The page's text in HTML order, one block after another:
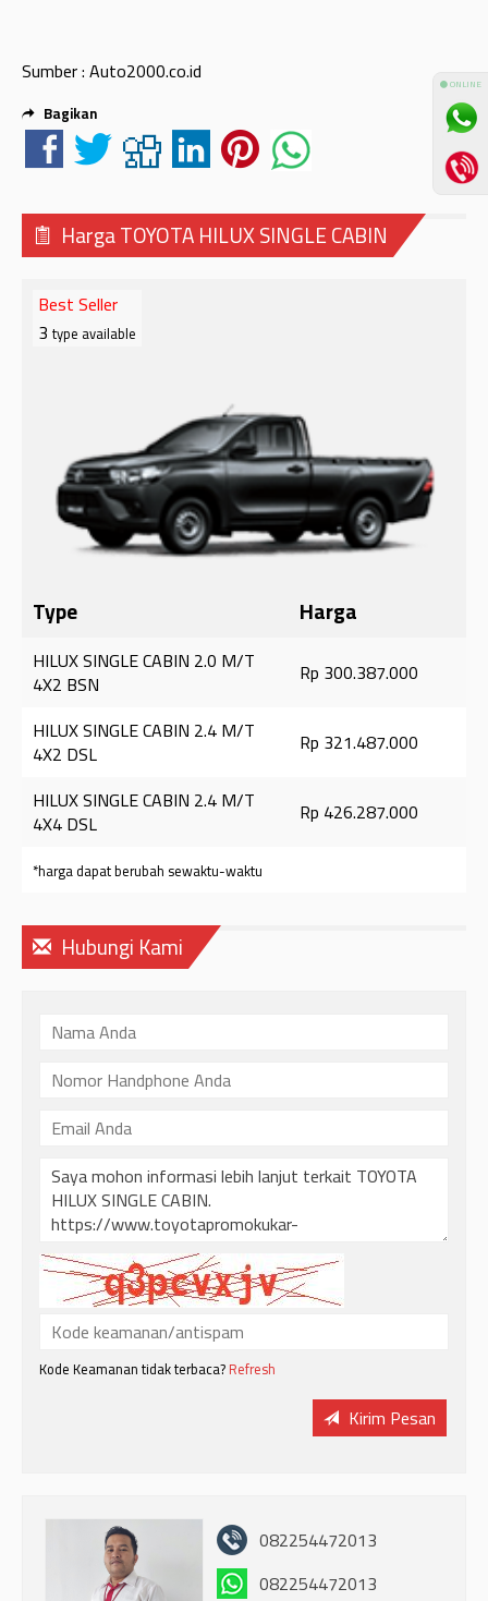
Sumber : Auto2000.co.id
Bagikan
Harga TOYOTA HILUX SINGLE CABIN
Best Seller
3 type available
Type Harga
HILUX SINGLE CABIN 2.0 M/T
4X2 BSN
Rp 300.387.000
HILUX SINGLE CABIN 2.4 M/T
4X2 DSL
Rp 321.487.000
HILUX SINGLE CABIN 2.4 M/T
4X4 DSL Rp 426.287.000
*harga dapat berubah sewaktu-waktu
Hubungi Kami
Kode Keamanan tidak terbaca?Refresh
Kirim Pesan
082254472013
082254472013
⚫ ONLINE